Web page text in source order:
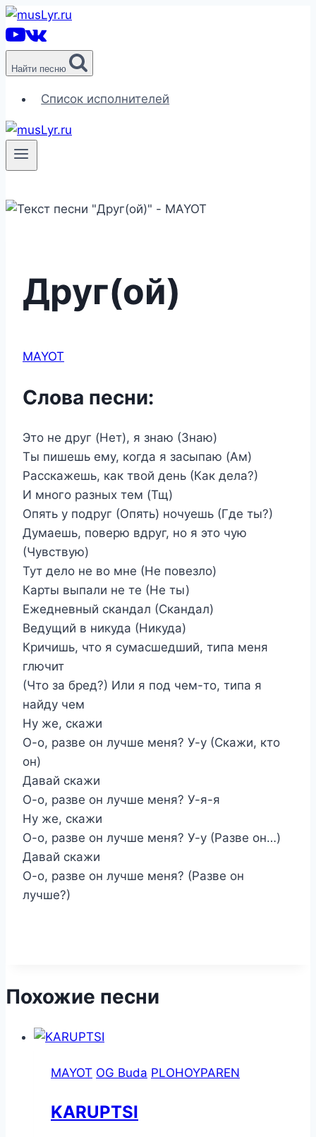
Перейти
к
содержимому
Найти песню
Список исполнителей
Друг(ой)
MAYOT
Слова песни:
Это не друг (Нет), я знаю (Знаю)
Ты пишешь ему, когда я засыпаю (Ам)
Расскажешь, как твой день (Как дела?)
И много разных тем (Тщ)
Опять у подруг (Опять) ночуешь (Где ты?)
Думаешь, поверю вдруг, но я это чую
(Чувствую)
Тут дело не во мне (Не повезло)
Карты выпали не те (Не ты)
Ежедневный скандал (Скандал)
Ведущий в никуда (Никуда)
Кричишь, что я сумасшедший, типа меня
глючит
(Что за бред?) Или я под чем-то, типа я
найду чем
Ну же, скажи
О-о, разве он лучше меня? У-у (Скажи, кто
он)
Давай скажи
О-о, разве он лучше меня? У-я-я
Ну же, скажи
О-о, разве он лучше меня? У-у (Разве он…)
Давай скажи
О-о, разве он лучше меня? (Разве он
лучше?)
Похожие песни
MAYOT OG Buda PLOHOYPAREN
KARUPTSI